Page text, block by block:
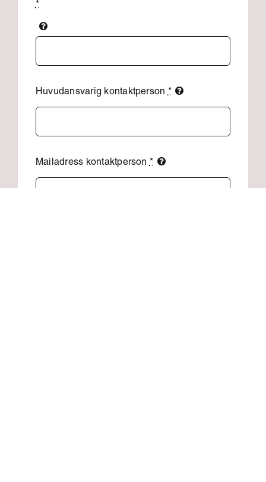
*
Huvudansvarig kontaktperson*
Mailadress kontaktperson*